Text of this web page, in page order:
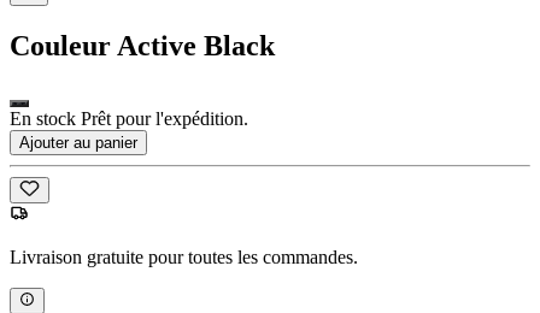
Couleur Active Black
En stock Prêt pour l'expédition.
Ajouter au panier
Livraison gratuite pour toutes les commandes.